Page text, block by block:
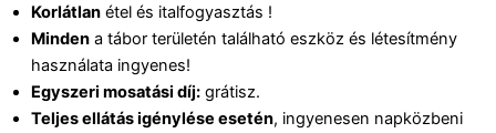
Korlátlan étel és italfogyasztás !
Minden a tábor területén található eszköz és létesítmény
használata ingyenes!
Egyszeri mosatási díj: grátisz.
Teljes ellátás igénylése esetén, ingyenesen napközbeni